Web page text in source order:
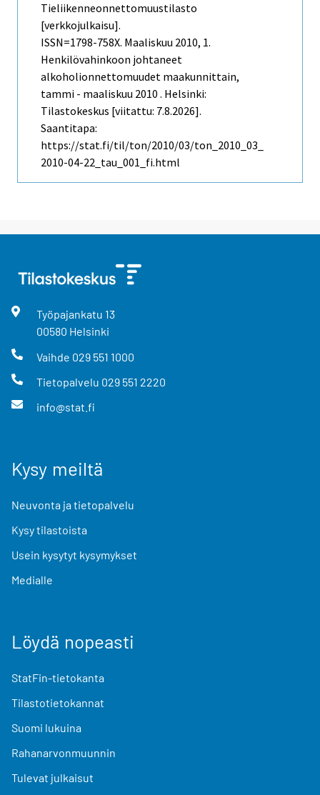
Tieliikenneonnettomuustilasto
[verkkojulkaisu].
ISSN=1798-758X. Maaliskuu 2010, 1.
Henkilövahinkoon johtaneet
alkoholionnettomuudet maakunnittain,
tammi - maaliskuu 2010 . Helsinki:
Tilastokeskus [viitattu: 7.8.2026].
Saantitapa:
https://stat.fi/til/ton/2010/03/ton_2010_03_
2010-04-22_tau_001_fi.html
Työpajankatu 13
00580 Helsinki
Vaihde 029 551 1000
Tietopalvelu 029 551 2220
info@stat.fi
Kysy meiltä
Neuvonta ja tietopalvelu
Kysy tilastoista
Usein kysytyt kysymykset
Medialle
Löydä nopeasti
StatFin-tietokanta
Tilastotietokannat
Suomi lukuina
Rahanarvonmuunnin
Tulevat julkaisut